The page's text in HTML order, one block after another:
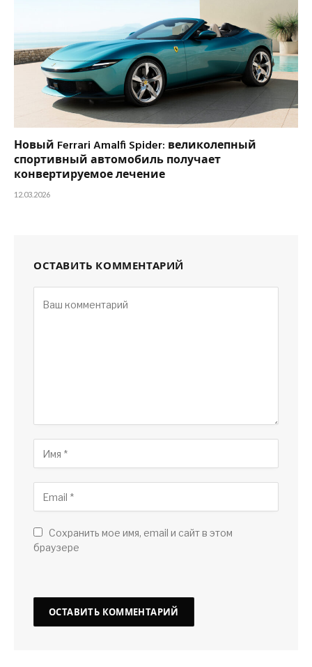
Новый Ferrari Amalfi Spider: великолепный
спортивный автомобиль получает
конвертируемое лечение
12.03.2026
ОСТАВИТЬ КОММЕНТАРИЙ
Сохранить мое имя, email и сайт в этом
браузере